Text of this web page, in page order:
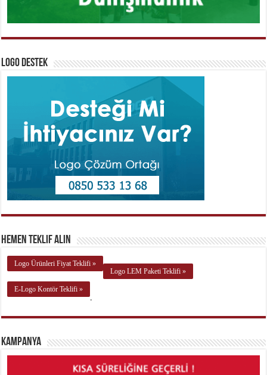
Logo Destek
Hemen Teklif Alın
Logo Ürünleri Fiyat Teklifi »
Logo LEM Paketi Teklifi »
E-Logo Kontör Teklifi »
.
Kampanya